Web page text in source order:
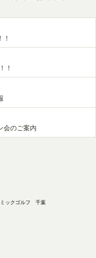
！
！
会のご案内